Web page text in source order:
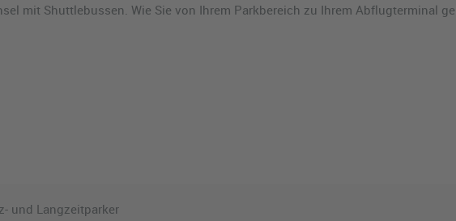
mit Shuttlebussen. Wie Sie von Ihrem Parkbereich zu Ihrem Abflugterminal
und Langzeitparker